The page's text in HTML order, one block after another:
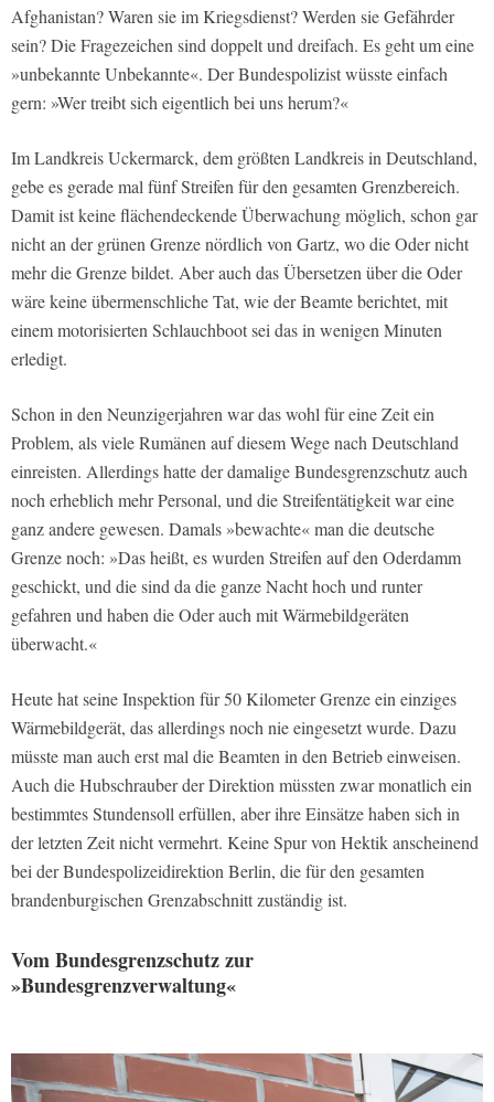
Afghanistan? Waren sie im Kriegsdienst? Werden sie Gefährder
sein? Die Fragezeichen sind doppelt und dreifach. Es geht um eine
»unbekannte Unbekannte«. Der Bundespolizist wüsste einfach
gern: »Wer treibt sich eigentlich bei uns herum?«
Im Landkreis Uckermarck, dem größten Landkreis in Deutschland,
gebe es gerade mal fünf Streifen für den gesamten Grenzbereich.
Damit ist keine flächendeckende Überwachung möglich, schon gar
nicht an der grünen Grenze nördlich von Gartz, wo die Oder nicht
mehr die Grenze bildet. Aber auch das Übersetzen über die Oder
wäre keine übermenschliche Tat, wie der Beamte berichtet, mit
einem motorisierten Schlauchboot sei das in wenigen Minuten
erledigt.
Schon in den Neunzigerjahren war das wohl für eine Zeit ein
Problem, als viele Rumänen auf diesem Wege nach Deutschland
einreisten. Allerdings hatte der damalige Bundesgrenzschutz auch
noch erheblich mehr Personal, und die Streifentätigkeit war eine
ganz andere gewesen. Damals »bewachte« man die deutsche
Grenze noch: »Das heißt, es wurden Streifen auf den Oderdamm
geschickt, und die sind da die ganze Nacht hoch und runter
gefahren und haben die Oder auch mit Wärmebildgeräten
überwacht.«
Heute hat seine Inspektion für 50 Kilometer Grenze ein einziges
Wärmebildgerät, das allerdings noch nie eingesetzt wurde. Dazu
müsste man auch erst mal die Beamten in den Betrieb einweisen.
Auch die Hubschrauber der Direktion müssten zwar monatlich ein
bestimmtes Stundensoll erfüllen, aber ihre Einsätze haben sich in
der letzten Zeit nicht vermehrt. Keine Spur von Hektik anscheinend
bei der Bundespolizeidirektion Berlin, die für den gesamten
brandenburgischen Grenzabschnitt zuständig ist.
Vom Bundesgrenzschutz zur
»Bundesgrenzverwaltung«